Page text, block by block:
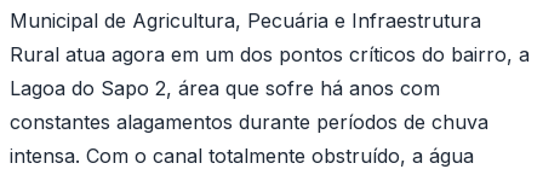
Municipal de Agricultura, Pecuária e Infraestrutura
Rural atua agora em um dos pontos críticos do bairro, a
Lagoa do Sapo 2, área que sofre há anos com
constantes alagamentos durante períodos de chuva
intensa. Com o canal totalmente obstruído, a água